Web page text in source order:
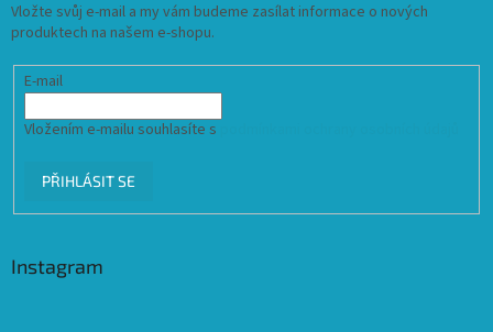
Vložte svůj e-mail a my vám budeme zasílat informace o nových
produktech na našem e-shopu.
E-mail
Vložením e-mailu souhlasíte s
PŘIHLÁSIT SE
Instagram